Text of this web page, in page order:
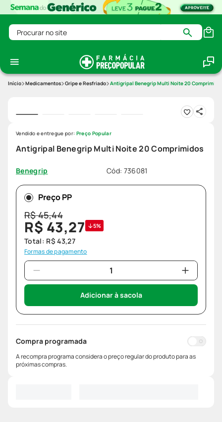
Procurar no site
Medicamentos Gripe e Resfriado Antigripal Benegrip Multi Noite 20
Antigripal Benegrip Multi Noite 20 Comprimidos
Benegrip Cód: 736081
Vendido e entregue por: Preço Popular
Preço PP
R$45,44
R$ 43,27 5%
Total: R$ 43,27
Formas de pagamento
Adicionar à sacola
Compra programada
A recompra programa considera o preço regular do produto para as
próximas compras.